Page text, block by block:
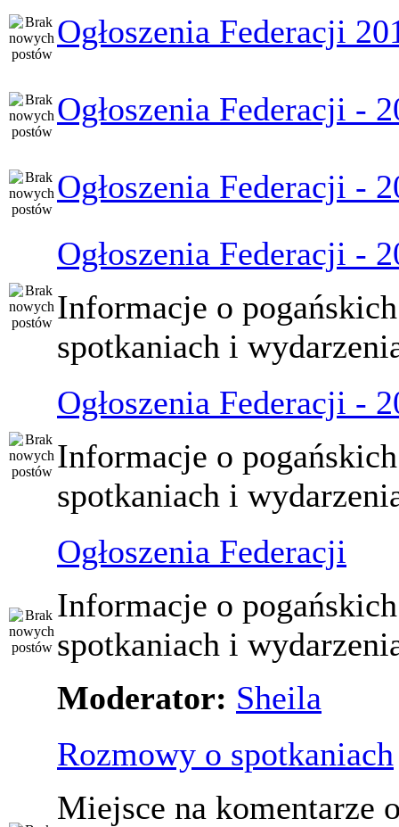
Ogłoszenia Federacji
Ogłoszenia Federacji -
Ogłoszenia Federacji -
Ogłoszenia Federacji -
Informacje o pogańskich
spotkaniach i
Ogłoszenia Federacji -
Informacje o pogańskich
spotkaniach i
Ogłoszenia Federacji
Informacje o pogańskich
spotkaniach i
Moderator: Sheila
Rozmowy o spotkaniach
Miejsce na komentarze